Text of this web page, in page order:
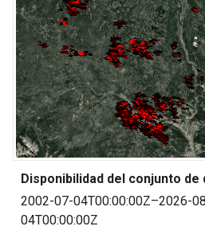
Disponibilidad del conjunto de
2002-07-04T00:00:00Z–2026-
04T00:00:00Z